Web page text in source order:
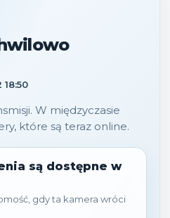
18:50
W międzyczasie
które są teraz online.
są dostępne w
gdy ta kamera wróci